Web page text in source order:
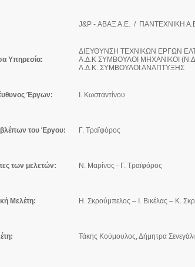
J&P - ΑΒΑΞ Α.Ε. / ΠΑΝΤΕΧΝΙΚΗ
Υπηρεσία:
ΔΙΕΥΘΥΝΣΗ ΤΕΧΝΙΚΩΝ ΕΡΓΩΝ
Α.Δ.Κ ΣΥΜΒΟΥΛΟΙ ΜΗΧΑΝΙΚΟΙ
Λ.Δ.Κ. ΣΥΜΒΟΥΛΟΙ ΑΝΑΠΤΥΞΗΣ
Έργων: Ι. Κωσταντίνου
του Έργου: Γ. Τραϊφόρος
των μελετών: Ν. Μαρίνος - Γ. Τραϊφόρος
Μελέτη: Η. Σκρούμπελος – Ι. Βικέλας – Κ.
Τάκης Κούμουλος, Δήμητρα